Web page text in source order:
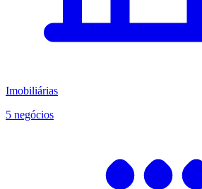
Imobiliárias
5 negócios